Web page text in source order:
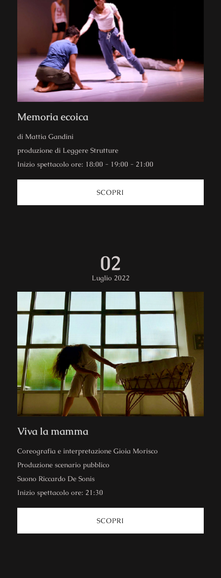
Memoria ecoica
di Mattia Gandini
produzione di Leggere Strutture
Inizio spettacolo ore: 18:00 - 19:00 - 21:00
SCOPRI
02
Luglio 2022
Viva la mamma
Coreografia e interpretazione Gioia Morisco
Produzione scenario pubblico
Suono Riccardo De Sonis
Inizio spettacolo ore: 21:30
SCOPRI